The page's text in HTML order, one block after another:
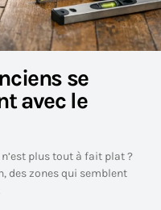
se
avec le
plus tout à fait plat ?
des zones qui semblent